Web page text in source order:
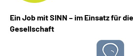
Inhalte in Gebärdensprache
Ein Job mit SINN – im Einsatz für
Gesellschaft